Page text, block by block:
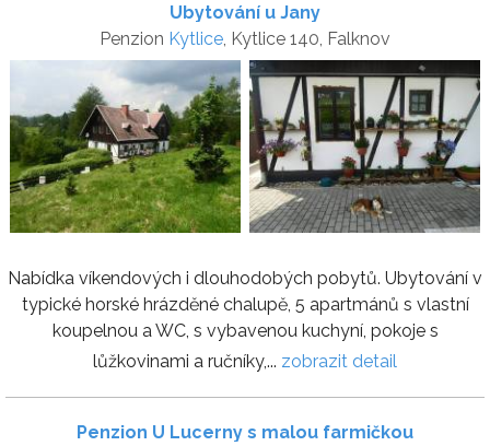
Ubytování u Jany
Penzion Kytlice , Kytlice 140, Falknov
Nabídka víkendových i dlouhodobých pobytů. Ubytování v
typické horské hrázděné chalupě, 5 apartmánů s vlastní
koupelnou a WC, s vybavenou kuchyní, pokoje s
lůžkovinami a ručníky,... zobrazit detail
Penzion U Lucerny s malou farmičkou